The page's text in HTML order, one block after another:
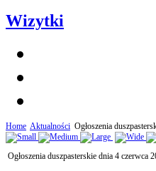
Wizytki
Home Aktualności Ogłoszenia
Ogłoszenia duszpasterskie dnia 4 czerwca